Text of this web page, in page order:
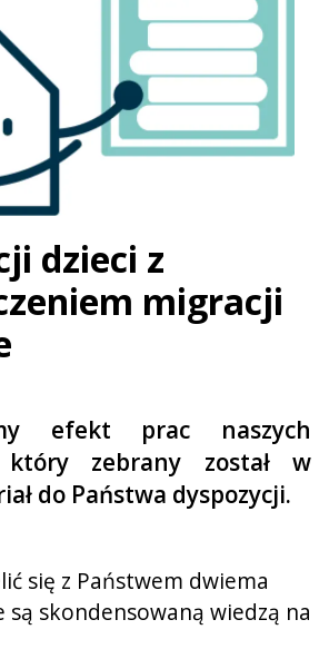
dzieci z
migracji
efekt prac naszych
który zebrany został w
do Państwa dyspozycji.
się z Państwem dwiema
skondensowaną wiedzą na